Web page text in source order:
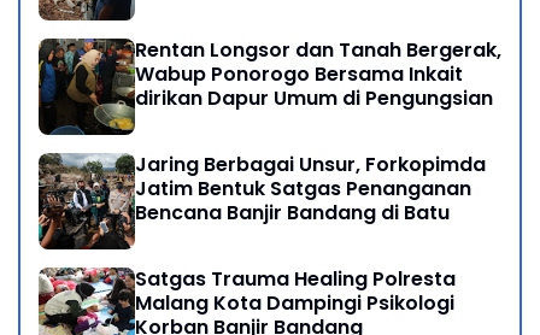
Rentan Longsor dan Tanah Bergerak,
Wabup Ponorogo Bersama Inkait
dirikan Dapur Umum di Pengungsian
Jaring Berbagai Unsur, Forkopimda
Jatim Bentuk Satgas Penanganan
Bencana Banjir Bandang di Batu
Satgas Trauma Healing Polresta
Malang Kota Dampingi Psikologi
Korban Banjir Bandang